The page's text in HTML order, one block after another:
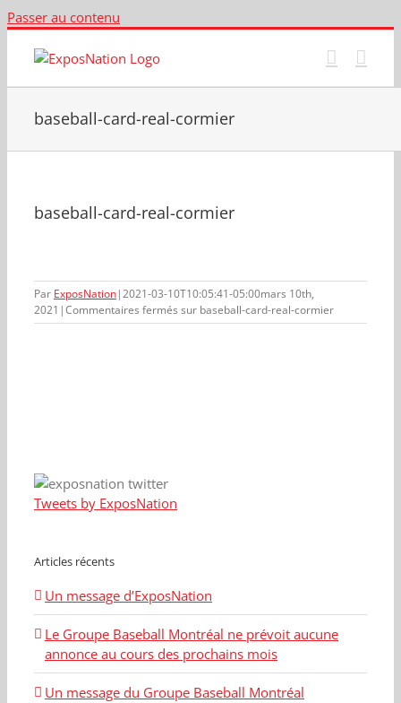
Passer au contenu
baseball-card-real-cormier
baseball-card-real-cormier
Par ExposNation|2021-03-10T10:05:41-05:00mars 10th,
2021 |Commentaires fermés sur baseball-card-real-cormier
Tweets by ExposNation
Articles récents
Un message d’ExposNation
Le Groupe Baseball Montréal ne prévoit aucune
annonce au cours des prochains mois
Un message du Groupe Baseball Montréal